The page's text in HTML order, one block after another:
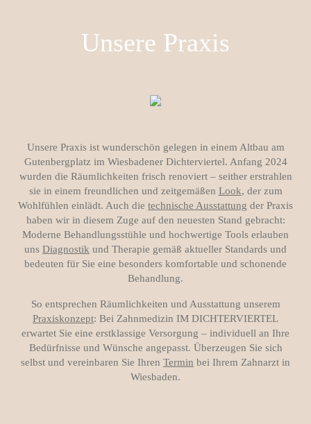
Unsere Praxis
Unsere Praxis ist wunderschön gelegen in einem Altbau am
Gutenbergplatz im Wiesbadener Dichterviertel. Anfang 2024
wurden die Räumlichkeiten frisch renoviert – seither erstrahlen
sie in einem freundlichen und zeitgemäßen Look, der zum
Wohlfühlen einlädt. Auch die technische Ausstattung der Praxis
haben wir in diesem Zuge auf den neuesten Stand gebracht:
Moderne Behandlungsstühle und hochwertige Tools erlauben
uns Diagnostik und Therapie gemäß aktueller Standards und
bedeuten für Sie eine besonders komfortable und schonende
Behandlung.
So entsprechen Räumlichkeiten und Ausstattung unserem
Praxiskonzept: Bei Zahnmedizin IM DICHTERVIERTEL
erwartet Sie eine erstklassige Versorgung – individuell an Ihre
Bedürfnisse und Wünsche angepasst. Überzeugen Sie sich
selbst und vereinbaren Sie Ihren Termin bei Ihrem Zahnarzt in
Wiesbaden.